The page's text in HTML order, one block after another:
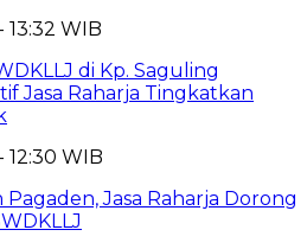
13:32 WIB
di Kp. Saguling
Jasa Raharja Tingkatkan
12:30 WIB
Jasa Raharja Dorong